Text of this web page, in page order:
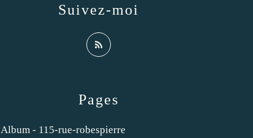
Pages
Album - 115-rue-robespierre
Suivez-moi